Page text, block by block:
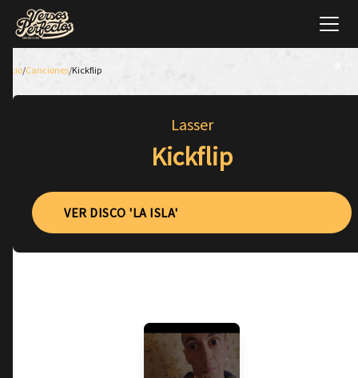
Inicio/Canciones/Kickflip
Lasser
Kickflip
VER DISCO 'LA ISLA'